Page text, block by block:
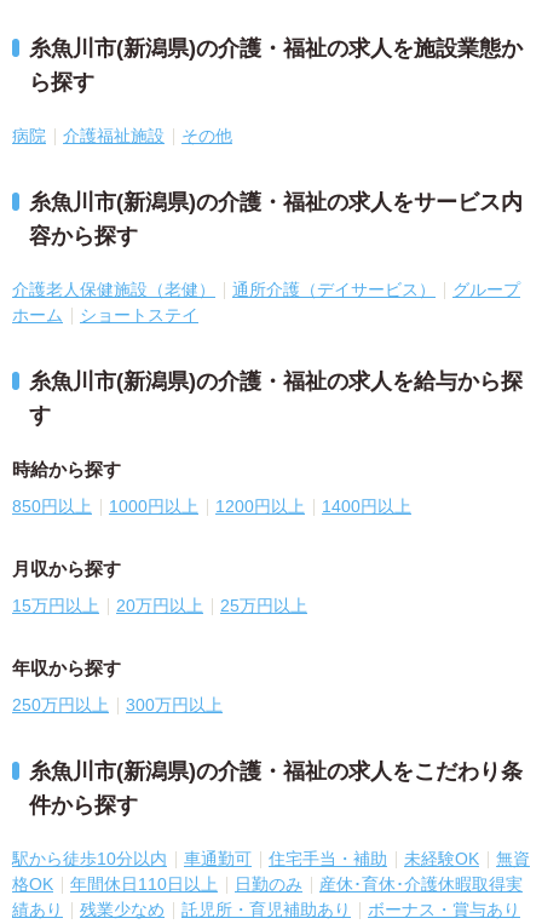
糸魚川市(新潟県)の介護・福祉の求人を施設業態か
ら探す
病院 介護福祉施設 その他
糸魚川市(新潟県)の介護・福祉の求人をサービス内
容から探す
介護老人保健施設（老健） 通所介護（デイサービス）
グループ
ホーム
ショートステイ
糸魚川市(新潟県)の介護・福祉の求人を給与から探
す
時給から探す
850円以上 1000円以上 1200円以上 1400円以上
月収から探す
15万円以上 20万円以上 25万円以上
年収から探す
250万円以上 300万円以上
糸魚川市(新潟県)の介護・福祉の求人をこだわり条
件から探す
駅から徒歩10分以内 車通勤可 住宅手当・補助 未経験OK
無資
格OK
年間休日110日以上 日勤のみ
産休･育休･介護休暇取得実
績あり
残業少なめ 託児所・育児補助あり
ボーナス・賞与あり